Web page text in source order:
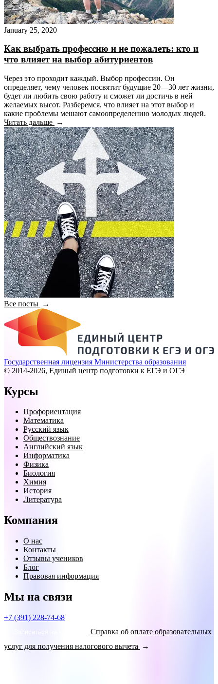
January 25, 2020
Как выбрать профессию и не пожалеть: кто и
что влияет на выбор абитуриентов
Через это проходит каждый. Выбор профессии. Он
определяет, чему человек посвятит будущие 20—30 лет жизни,
будет ли любить свою работу и сможет ли достичь в ней
желаемых высот. Разберемся, что влияет на этот выбор и
какие проблемы мешают самоопределению молодых людей.
Читать дальше
Все посты
Государственная лицензия Министерства образования
© 2014-2026, Единый центр подготовки к ЕГЭ и ОГЭ
Курсы
Профориентация
Математика
Русский язык
Обществознание
Английский язык
Информатика
Физика
Биология
Химия
История
Литература
Компания
О нас
Контакты
Отзывы учеников
Блог
Правовая информация
Мы на связи
+7 (391) 228-74-68
Справка об оплате образовательных
услуг для получения налогового вычета